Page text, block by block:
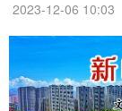
2023-12-06 10:03